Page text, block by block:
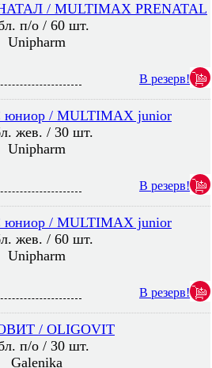
/ MULTIMAX PRENATAL
п/о / 60 шт.
Unipharm
В резерв!
/ MULTIMAX junior
жев. / 30 шт.
Unipharm
В резерв!
/ MULTIMAX junior
жев. / 60 шт.
Unipharm
В резерв!
/ OLIGOVIT
п/о / 30 шт.
Galenika